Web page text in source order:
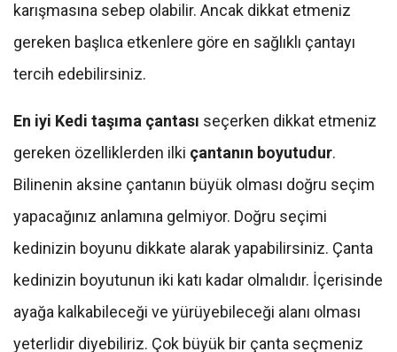
karışmasına sebep olabilir. Ancak dikkat etmeniz
gereken başlıca etkenlere göre en sağlıklı çantayı
tercih edebilirsiniz.
En iyi Kedi taşıma çantası seçerken dikkat etmeniz
gereken özelliklerden ilki çantanın boyutudur.
Bilinenin aksine çantanın büyük olması doğru seçim
yapacağınız anlamına gelmiyor. Doğru seçimi
kedinizin boyunu dikkate alarak yapabilirsiniz. Çanta
kedinizin boyutunun iki katı kadar olmalıdır. İçerisinde
ayağa kalkabileceği ve yürüyebileceği alanı olması
yeterlidir diyebiliriz. Çok büyük bir çanta seçmeniz